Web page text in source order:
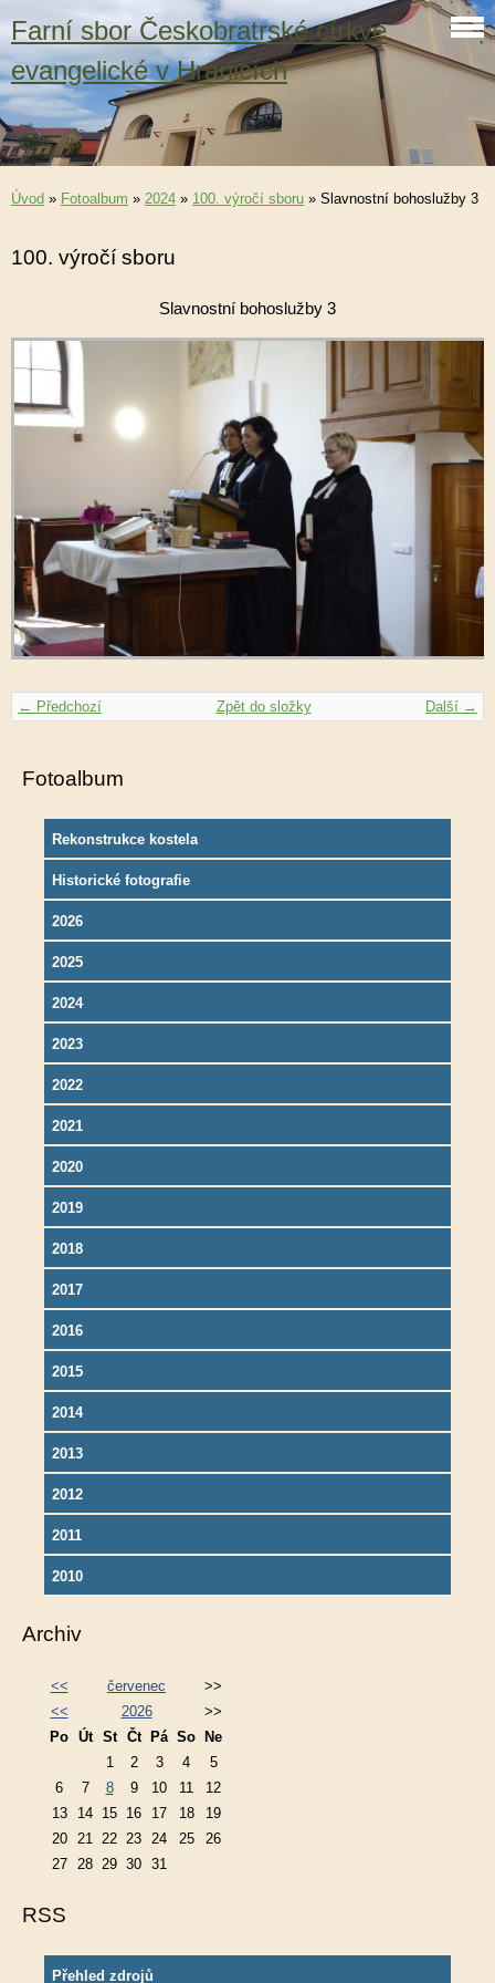
Farní sbor Českobratrské církve
evangelické v Hranicích
Úvod » Fotoalbum » 2024 » 100. výročí sboru » Slavnostní bohoslužby 3
100. výročí sboru
Slavnostní bohoslužby 3
← Předchozí Další →
Zpět do složky
Fotoalbum
Rekonstrukce kostela
Historické fotografie
2026
2025
2024
2023
2022
2021
2020
2019
2018
2017
2016
2015
2014
2013
2012
2011
2010
Archiv
<< červenec
>>
<<
2026
>>
Po Út St Čt Pá So Ne
1
2 3 4
5
6
7 8 9 10 11
12
13
14 15 16 17 18
19
20
21 22 23 24 25
26
27
28 29 30 31
RSS
Přehled zdrojů